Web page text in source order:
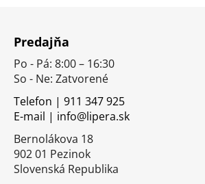
Predajňa
Po - Pá: 8:00 – 16:30
So - Ne: Zatvorené
Telefon | 911 347 925
E-mail | info@lipera.sk
Bernolákova 18
902 01 Pezinok
Slovenská Republika